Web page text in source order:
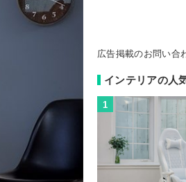
広告掲載のお問い合
インテリアの人
1